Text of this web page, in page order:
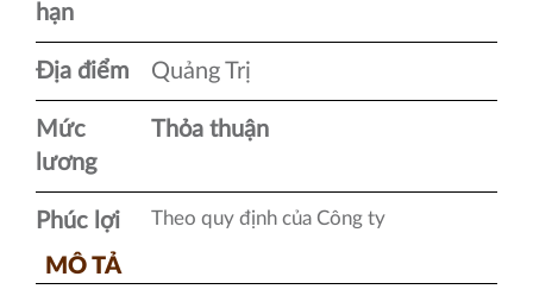
hạn
Địa điểm Quảng Trị
Mức
lương
Thỏa thuận
Phúc lợi Theo quy định của Công ty
MÔ TẢ